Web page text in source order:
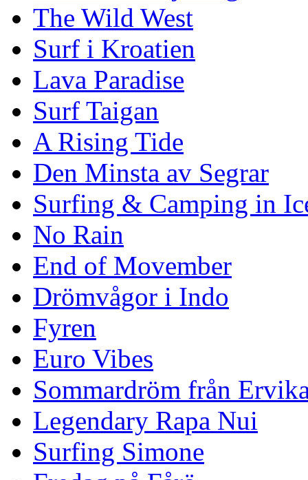
The Wild West
Surf i Kroatien
Lava Paradise
Surf Taigan
A Rising Tide
Den Minsta av Segrar
Surfing & Camping in
No Rain
End of Movember
Drömvågor i Indo
Fyren
Euro Vibes
Sommardröm från
Legendary Rapa Nui
Surfing Simone